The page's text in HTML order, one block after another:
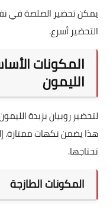
يمكن تحضير الصلصة في
التحضير أسرع.
المكونات
الليمون
لتحضير روبيان بزبدة
هذا يضمن نكهات ممتازة.
تحتاجها.
المكونات الطازجة